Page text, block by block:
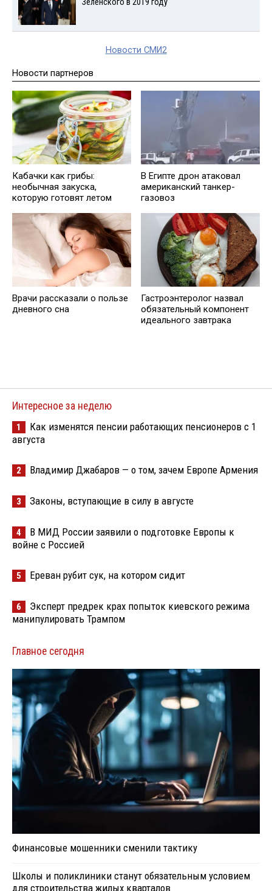
Зеленского в 2019 году
Новости СМИ2
Новости партнеров
Кабачки как грибы:
необычная закуска,
которую готовят летом
В Египте дрон атаковал
американский танкер-
газовоз
Врачи рассказали о пользе
дневного сна
Гастроэнтеролог назвал
обязательный компонент
идеального завтрака
Интересное за неделю
1
Как изменятся пенсии работающих пенсионеров с 1
августа
2 Владимир Джабаров — о том, зачем Европе Армения
3 Законы, вступающие в силу в августе
4
В МИД России заявили о подготовке Европы к
войне с Россией
5 Ереван рубит сук, на котором сидит
6
Эксперт предрек крах попыток киевского режима
манипулировать Трампом
Главное сегодня
Финансовые мошенники сменили тактику
Школы и поликлиники станут обязательным условием
для строительства жилых кварталов